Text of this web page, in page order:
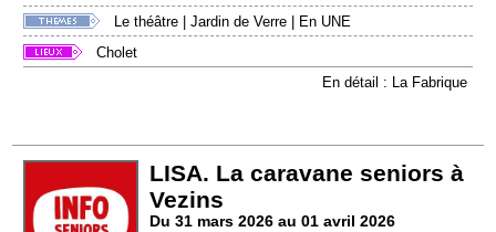
Le théâtre |Jardin de Verre
En UNE
Cholet
En détail : La Fabrique
LISA. La caravane seniors à
Vezins
Du 31 mars 2026 au 01 avril 2026